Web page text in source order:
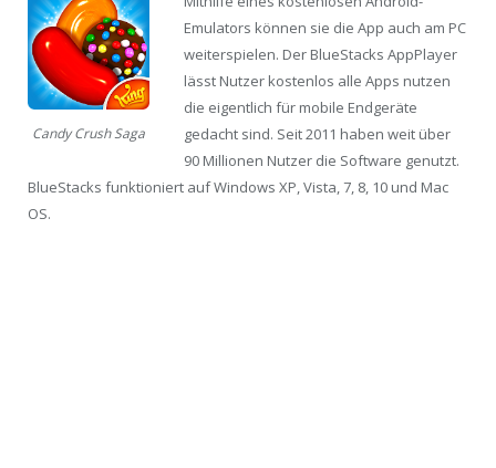
Candy Crush Saga
Emulators können sie die App auch am PC
weiterspielen. Der BlueStacks AppPlayer
lässt Nutzer kostenlos alle Apps nutzen
die eigentlich für mobile Endgeräte
gedacht sind. Seit 2011 haben weit über
90 Millionen Nutzer die Software genutzt.
BlueStacks funktioniert auf Windows XP, Vista, 7, 8, 10 und Mac
OS.